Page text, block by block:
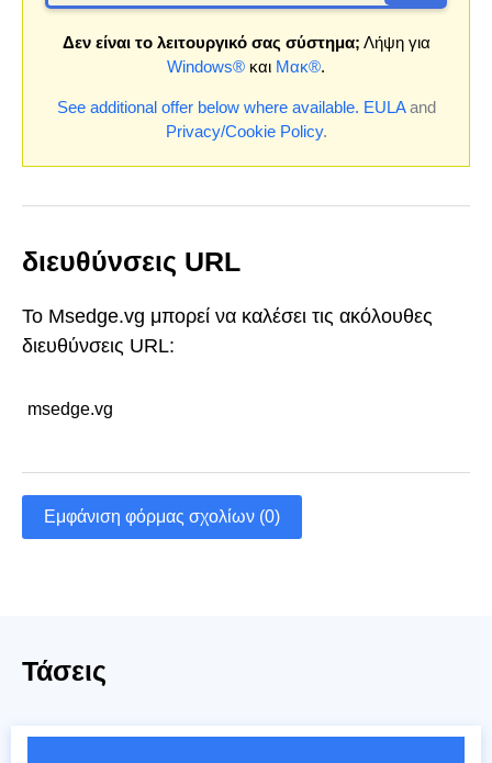
Δεν είναι το λειτουργικό σας σύστημα; Λήψη για
Windows® και Μακ®.
See additional offer below where available. EULAand
Privacy/Cookie Policy.
διευθύνσεις URL
Το Msedge.vg μπορεί να καλέσει τις ακόλουθες
διευθύνσεις URL:
msedge.vg
Εμφάνιση φόρμας σχολίων (0)
Τάσεις